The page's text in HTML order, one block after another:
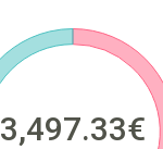
3,497.33€